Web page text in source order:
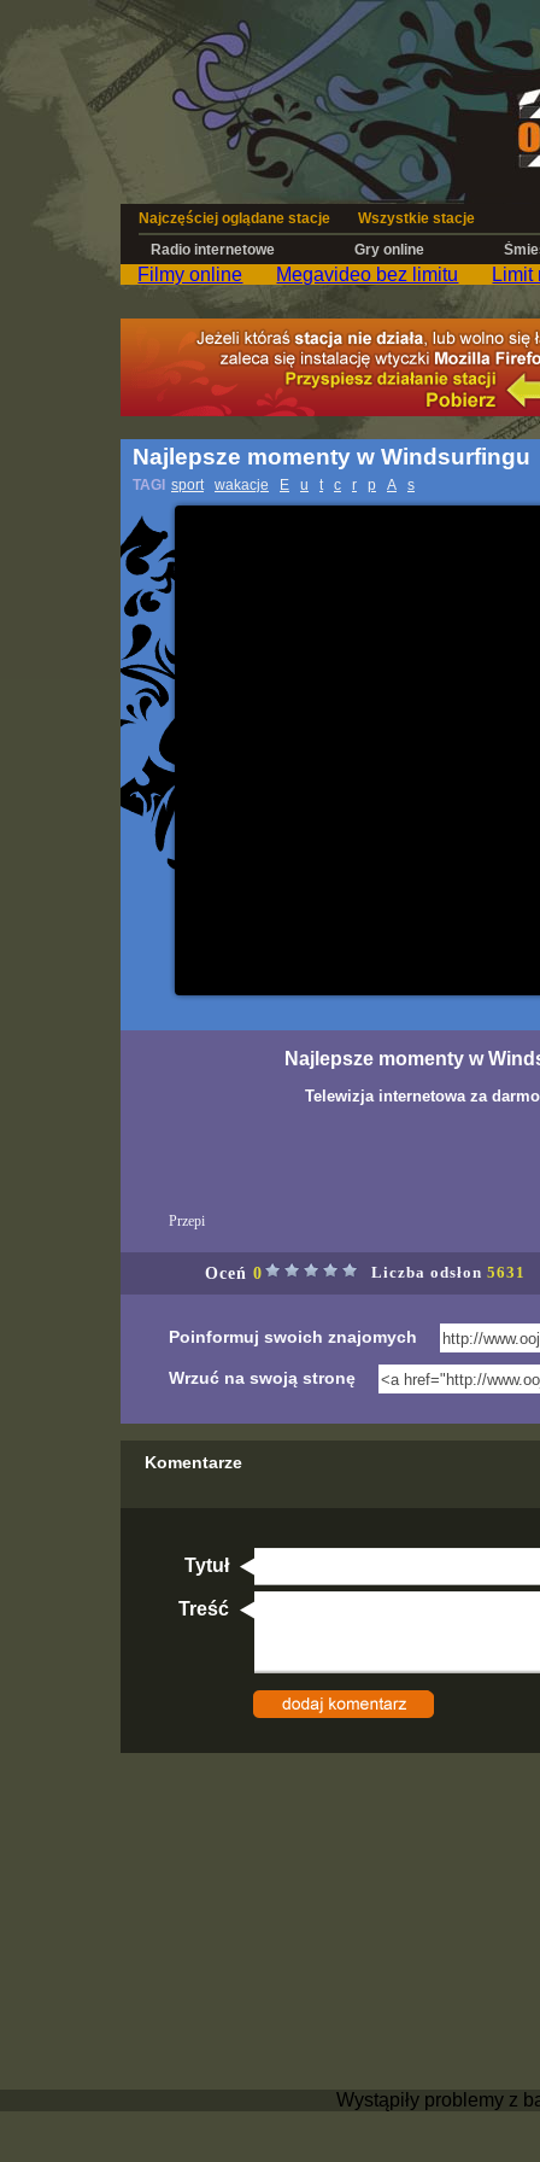
Najczęściej oglądane stacje
Wszystkie stacje
Radio internetowe
Gry online
Filmy online Megavideo bez limitu Limit
Najlepsze momenty w Windsurfingu
TAGI sport wakacje E u t c r p A s
Najlepsze momenty w
Telewizja internetowa za
Przepi
Oceń 0 Liczba odsłon 5631
Poinformuj swoich znajomych
Wrzuć na swoją stronę
Komentarze
Tytuł
Treść
Wystąpiły problemy z